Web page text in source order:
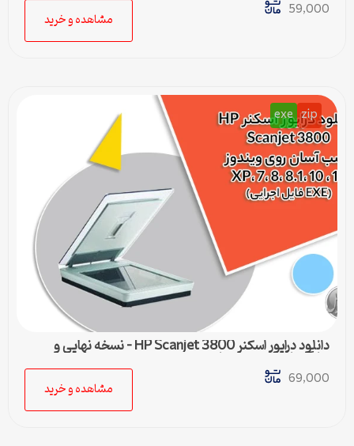
59,000
مشاهده و خرید
zip
exe
دانلود درایور اسکنر HP Scanjet 3800 – نسخه نهایی و
سازگار با تمام ویندوزها
69,000
مشاهده و خرید